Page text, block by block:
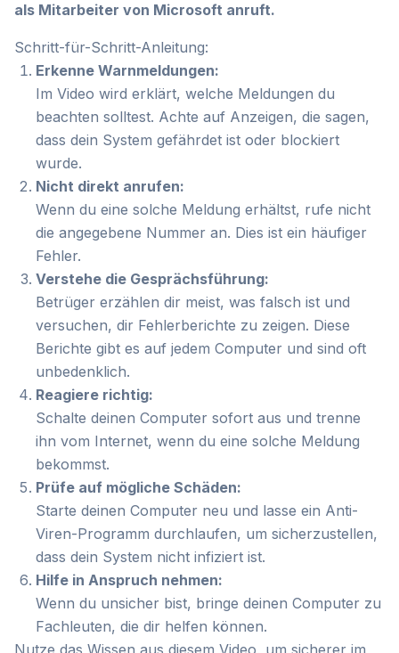
als Mitarbeiter von Microsoft anruft.
Schritt-für-Schritt-Anleitung:
Erkenne Warnmeldungen:
Im Video wird erklärt, welche Meldungen du
beachten solltest. Achte auf Anzeigen, die sagen,
dass dein System gefährdet ist oder blockiert
wurde.
Nicht direkt anrufen:
Wenn du eine solche Meldung erhältst, rufe nicht
die angegebene Nummer an. Dies ist ein häufiger
Fehler.
Verstehe die Gesprächsführung:
Betrüger erzählen dir meist, was falsch ist und
versuchen, dir Fehlerberichte zu zeigen. Diese
Berichte gibt es auf jedem Computer und sind oft
unbedenklich.
Reagiere richtig:
Schalte deinen Computer sofort aus und trenne
ihn vom Internet, wenn du eine solche Meldung
bekommst.
Prüfe auf mögliche Schäden:
Starte deinen Computer neu und lasse ein Anti-
Viren-Programm durchlaufen, um sicherzustellen,
dass dein System nicht infiziert ist.
Hilfe in Anspruch nehmen:
Wenn du unsicher bist, bringe deinen Computer zu
Fachleuten, die dir helfen können.
Nutze das Wissen aus diesem Video, um sicherer im